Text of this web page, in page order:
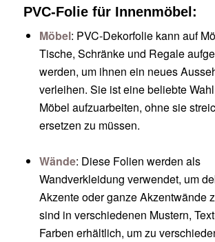
PVC-Folie für Innenmöbel:
Möbel: PVC-Dekorfolie kann auf
Tische, Schränke und Regale
werden, um ihnen ein neues
verleihen. Sie ist eine beliebte
Möbel aufzuarbeiten, ohne sie
ersetzen zu müssen.
Wände: Diese Folien werden als
Wandverkleidung verwendet, um
Akzente oder ganze Akzentwände
sind in verschiedenen Mustern,
Farben erhältlich, um zu